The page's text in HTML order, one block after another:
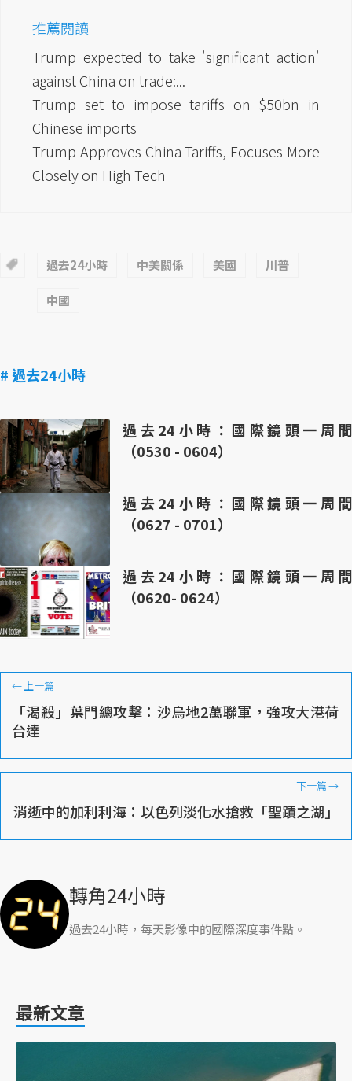
推薦閱讀
Trump expected to take 'significant action'
against China on trade:...
Trump set to impose tariffs on $50bn in
Chinese imports
Trump Approves China Tariffs, Focuses More
Closely on High Tech
過去24小時 中美關係 美國 川普
中國
# 過去24小時
過去24小時：國際鏡頭一周間
（0530 - 0604）
過去24小時：國際鏡頭一周間
（0627 - 0701）
過去24小時：國際鏡頭一周間
（0620- 0624）
←上一篇
「渴殺」葉門總攻擊：沙烏地2萬聯軍，強攻大港荷
台達
下一篇→
消逝中的加利利海：以色列淡化水搶救「聖蹟之湖」
轉角24小時
過去24小時，每天影像中的國際深度事件點。
最新文章